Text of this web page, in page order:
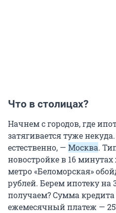
Что в столицах?
Начнем с городов, где
затягивается туже
естественно, — Москва.
новостройке в 16
метро «Беломорская»
рублей. Берем ипотеку на
получаем? Сумма кредита
ежемесячный платеж —